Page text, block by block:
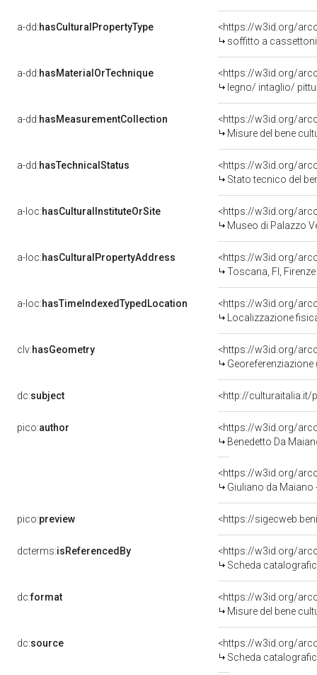
a-dd:hasCulturalPropertyType
<https://w3id.org/
soffitto a cassettoni
a-dd:hasMaterialOrTechnique
<https://w3id.org/
legno/ intaglio/
a-dd:hasMeasurementCollection
<https://w3id.org/
Misure del bene
a-dd:hasTechnicalStatus
<https://w3id.org/
Stato tecnico del
a-loc:hasCulturalInstituteOrSite
<https://w3id.org/
Museo di Palazzo
a-loc:hasCulturalPropertyAddress
<https://w3id.org/
Toscana, FI, Firenze
a-loc:hasTimeIndexedTypedLocation
<https://w3id.org/
Localizzazione
clv:hasGeometry
<https://w3id.org/
dc:subject <http://culturaitalia.it/
pico:author
<https://w3id.org/
Benedetto Da
<https://w3id.org/
Giuliano da Maiano
pico:preview <https://
dcterms:isReferencedBy
<https://w3id.org/
Scheda
dc:format
<https://w3id.org/
Misure del bene
dc:source
<https://w3id.org/
Scheda